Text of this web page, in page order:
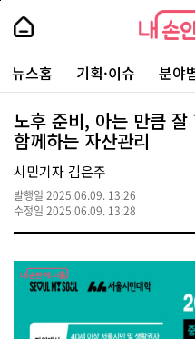
본
로
가
내
손
안
에
서
울
-
서
울
시
대
표
소
통
포
내
손
에
울
주
요
서
뉴스홈 기획·이슈 분야
노후 준비, 아는 만큼
함께하는 자산관리
시민기자 김은주
발행일 2025.06.09. 13:26
수정일 2025.06.09. 13:28
페
상
단
로